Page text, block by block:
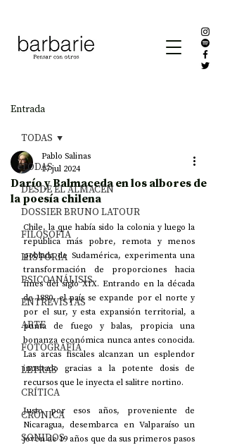
Entrada
TODAS
DESDE EL ALMACÉN
DOSSIER BRUNO LATOUR
FILOSOFÍA
HISTORIA
PSICOANÁLISIS
ENTREVISTAS
ARTE
FOTOGRAFÍA
LETRAS
CRÍTICA
CRÓNICA
SONIDOS
TODAS
Darío y Balmaceda en los albores de
la poesía chilena
Pablo Salinas
17 jul 2024
Chile, la que había sido la colonia y luego la
república más pobre, remota y menos
poblada de Sudamérica, experimenta una
transformación de proporciones hacia
fines del siglo XIX. Entrando en la década
de 1880, el país se expande por el norte y
por el sur, y esta expansión territorial, a
punta de fuego y balas, propicia una
bonanza económica nunca antes conocida.
Las arcas fiscales alcanzan un esplendor
inusitado gracias a la potente dosis de
recursos que le inyecta el salitre nortino.
Justo por esos años, proveniente de
Nicaragua, desembarca en Valparaíso un
joven de 19 años que da sus primeros pasos